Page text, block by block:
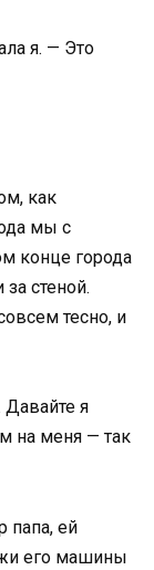
я. — Это
как
мы с
конце города
стеной.
тесно, и
я
на меня — так
папа, ей
его машины